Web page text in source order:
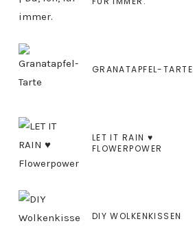
GRANATAPFEL-TARTE
LET IT RAIN ♥
FLOWERPOWER
DIY WOLKENKISSEN